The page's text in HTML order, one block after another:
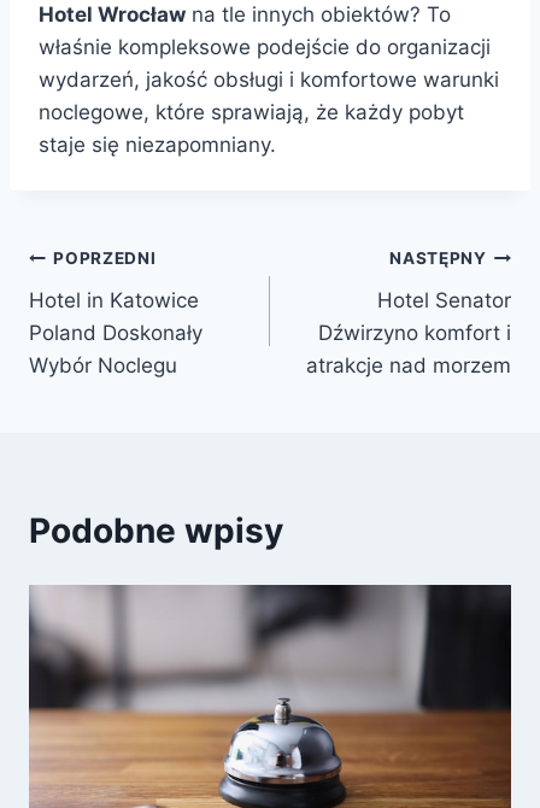
Hotel Wrocław na tle innych obiektów? To
właśnie kompleksowe podejście do organizacji
wydarzeń, jakość obsługi i komfortowe warunki
noclegowe, które sprawiają, że każdy pobyt
staje się niezapomniany.
Nawigacja
wpisu
POPRZEDNI
Hotel in Katowice
Poland Doskonały
Wybór Noclegu
NASTĘPNY
Hotel Senator
Dźwirzyno komfort i
atrakcje nad morzem
Podobne wpisy